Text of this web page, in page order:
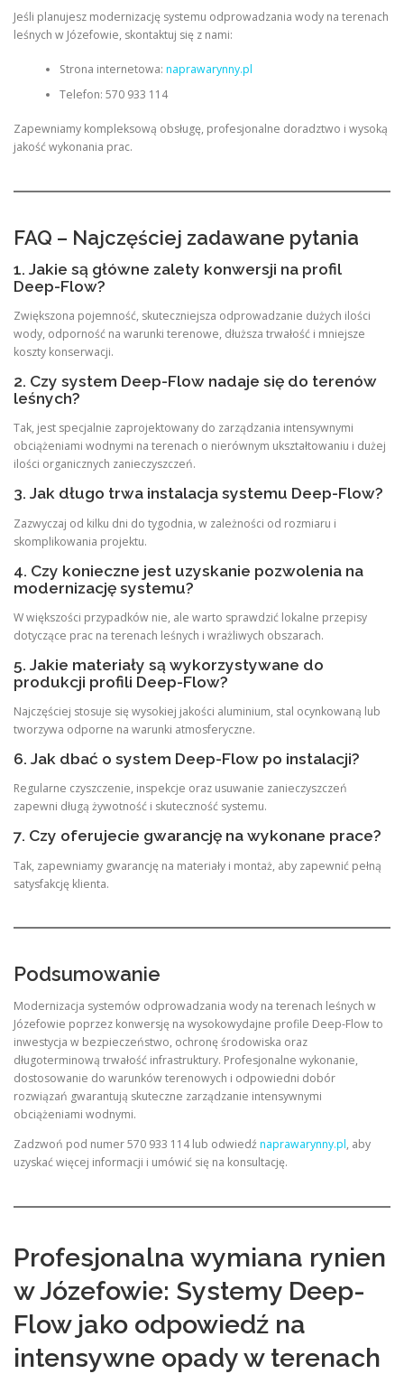
Jeśli planujesz modernizację systemu odprowadzania wody na terenach
leśnych w Józefowie, skontaktuj się z nami:
Strona internetowa: naprawarynny.pl
Telefon: 570 933 114
Zapewniamy kompleksową obsługę, profesjonalne doradztwo i wysoką
jakość wykonania prac.
FAQ – Najczęściej zadawane pytania
1. Jakie są główne zalety konwersji na profil
Deep-Flow?
Zwiększona pojemność, skuteczniejsza odprowadzanie dużych ilości
wody, odporność na warunki terenowe, dłuższa trwałość i mniejsze
koszty konserwacji.
2. Czy system Deep-Flow nadaje się do terenów
leśnych?
Tak, jest specjalnie zaprojektowany do zarządzania intensywnymi
obciążeniami wodnymi na terenach o nierównym ukształtowaniu i dużej
ilości organicznych zanieczyszczeń.
3. Jak długo trwa instalacja systemu Deep-Flow?
Zazwyczaj od kilku dni do tygodnia, w zależności od rozmiaru i
skomplikowania projektu.
4. Czy konieczne jest uzyskanie pozwolenia na
modernizację systemu?
W większości przypadków nie, ale warto sprawdzić lokalne przepisy
dotyczące prac na terenach leśnych i wrażliwych obszarach.
5. Jakie materiały są wykorzystywane do
produkcji profili Deep-Flow?
Najczęściej stosuje się wysokiej jakości aluminium, stal ocynkowaną lub
tworzywa odporne na warunki atmosferyczne.
6. Jak dbać o system Deep-Flow po instalacji?
Regularne czyszczenie, inspekcje oraz usuwanie zanieczyszczeń
zapewni długą żywotność i skuteczność systemu.
7. Czy oferujecie gwarancję na wykonane prace?
Tak, zapewniamy gwarancję na materiały i montaż, aby zapewnić pełną
satysfakcję klienta.
Podsumowanie
Modernizacja systemów odprowadzania wody na terenach leśnych w
Józefowie poprzez konwersję na wysokowydajne profile Deep-Flow to
inwestycja w bezpieczeństwo, ochronę środowiska oraz
długoterminową trwałość infrastruktury. Profesjonalne wykonanie,
dostosowanie do warunków terenowych i odpowiedni dobór
rozwiązań gwarantują skuteczne zarządzanie intensywnymi
obciążeniami wodnymi.
Zadzwoń pod numer 570 933 114 lub odwiedźnaprawarynny.pl, aby
uzyskać więcej informacji i umówić się na konsultację.
Profesjonalna wymiana rynien
w Józefowie: Systemy Deep-
Flow jako odpowiedź na
intensywne opady w terenach